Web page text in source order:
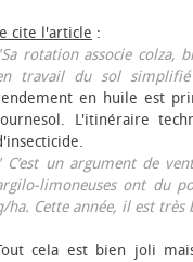
cite l'article :
rotation associe colza,
travail du sol
en huile est
L'itinéraire
C’est un argument de
limoneuses ont du
ha. Cette année, il est
cela est bien joli